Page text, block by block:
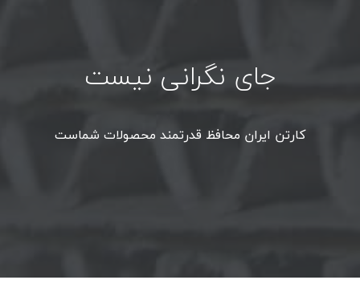
جای نگرانی نیست
کارتن ایران محافظ قدرتمند محصولات شماست